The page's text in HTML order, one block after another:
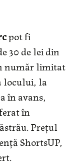
pot fi
30 de lei din
număr limitat
locului, la
în avans,
în
Prețul
ShortsUP,